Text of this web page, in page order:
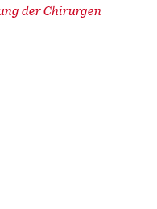
der Chirurgen